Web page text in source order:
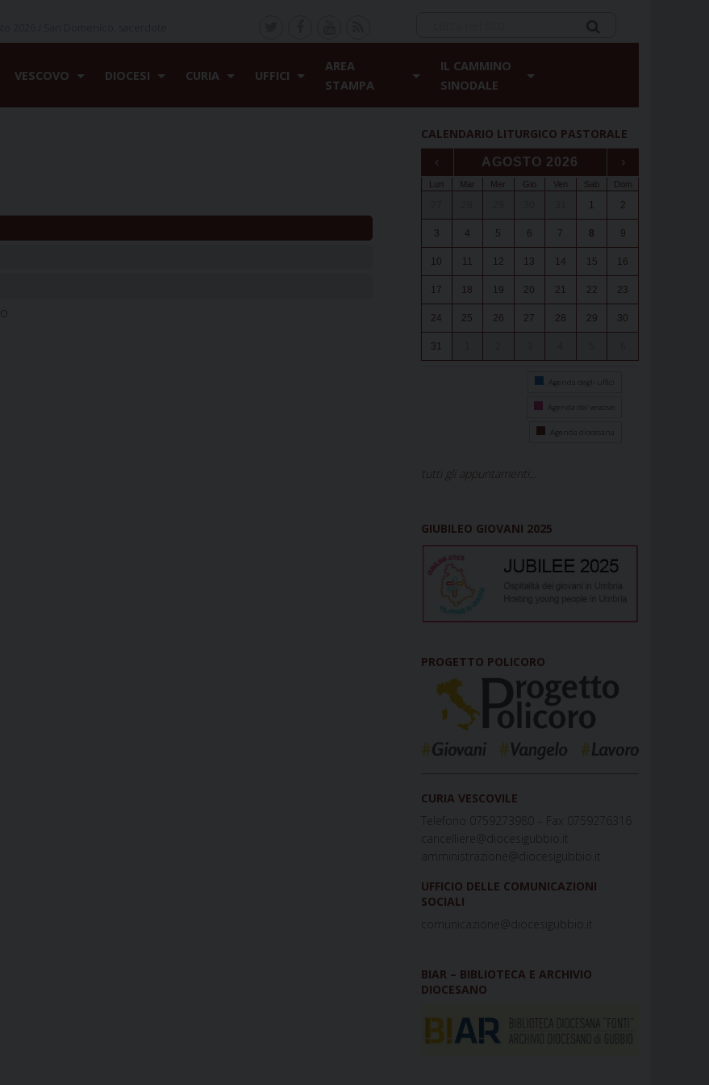
VESCOVO DIOCESI CURIA UFFICI
AREA
STAMPA
IL CAMMINO
SINODALE
CALENDARIO LITURGICO PASTORALE
‹ AGOSTO 2026 ›
Lun Mar Mer Gio Ven Sab Dom
1 2
3 4 5 6 7 8 9
10 11 12 13 14 15 16
17 18 19 20 21 22 23
24 25 26 27 28 29 30
31
Agenda degli uffici
Agenda del vescovo
Agenda diocesana
tutti gli appuntamenti...
GIUBILEO GIOVANI 2025
PROGETTO POLICORO
CURIA VESCOVILE
Telefono 0759273980 – Fax 0759276316
cancelliere@diocesigubbio.it
amministrazione@diocesigubbio.it
UFFICIO DELLE COMUNICAZIONI
SOCIALI
comunicazione@diocesigubbio.it
BIAR – BIBLIOTECA E ARCHIVIO
DIOCESANO